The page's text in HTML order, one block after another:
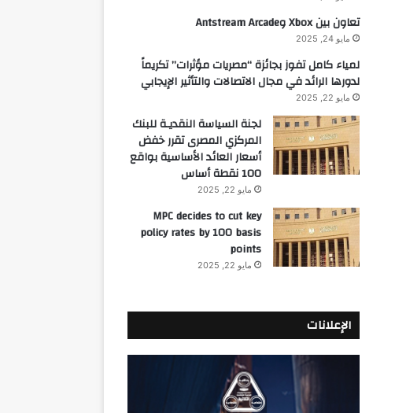
تعاون بين Xbox وAntstream Arcade
مايو 24, 2025
لمياء كامل تفوز بجائزة “مصريات مؤثرات” تكريماً
لدورها الرائد في مجال الاتصالات والتأثير الإيجابي
مايو 22, 2025
لجنة السياسة النقديـة للبنك
المركزي المصرى تقرر خفض
أسعار العائد الأساسية بواقع
100 نقطة أساس
مايو 22, 2025
MPC decides to cut key
policy rates by 100 basis
points
مايو 22, 2025
الإعلانات